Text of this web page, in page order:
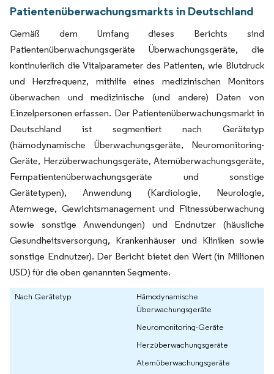
Patientenüberwachungsmarkts in Deutschland
Gemäß dem Umfang dieses Berichts sind
Patientenüberwachungsgeräte Überwachungsgeräte, die
kontinuierlich die Vitalparameter des Patienten, wie Blutdruck
und Herzfrequenz, mithilfe eines medizinischen Monitors
überwachen und medizinische (und andere) Daten von
Einzelpersonen erfassen. Der Patientenüberwachungsmarkt in
Deutschland ist segmentiert nach Gerätetyp
(hämodynamische Überwachungsgeräte, Neuromonitoring-
Geräte, Herzüberwachungsgeräte, Atemüberwachungsgeräte,
Fernpatientenüberwachungsgeräte und sonstige
Gerätetypen), Anwendung (Kardiologie, Neurologie,
Atemwege, Gewichtsmanagement und Fitnessüberwachung
sowie sonstige Anwendungen) und Endnutzer (häusliche
Gesundheitsversorgung, Krankenhäuser und Kliniken sowie
sonstige Endnutzer). Der Bericht bietet den Wert (in Millionen
USD) für die oben genannten Segmente.
Nach Gerätetyp
Hämodynamische
Überwachungsgeräte
Neuromonitoring-Geräte
Herzüberwachungsgeräte
Atemüberwachungsgeräte